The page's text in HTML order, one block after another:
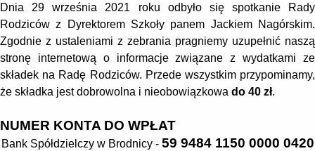
Dnia 29 września 2021 roku odbyło się spotkanie Rady
Rodziców z Dyrektorem Szkoły panem Jackiem Nagórskim.
Zgodnie z ustaleniami z zebrania pragniemy uzupełnić naszą
stronę internetową o informacje związane z wydatkami ze
składek na Radę Rodziców. Przede wszystkim przypominamy,
że składka jest dobrowolna i nieobowiązkowa do 40 zł.
NUMER KONTA DO WPŁAT
Bank Spółdzielczy w Brodnicy - 59 9484 1150 0000 0420